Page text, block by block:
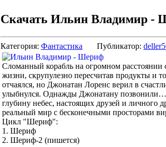
Скачать Ильин Владимир -
Категория: Фантастика Публикатор:
Сломанный корабль на огромном
жизни, скрупулезно пересчитав продукты и
отчаялся, но Джонатан Лоренс верил в
улыбнулся. Однажды Джонатану позвонили…
глубину небес, настоящих друзей и личного
реальный мир с бесконечными просторами
Цикл "Шериф":
1. Шериф
2. Шериф-2 (пишется)